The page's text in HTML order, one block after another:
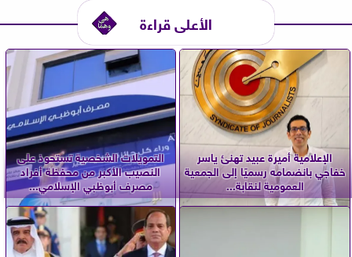
الأعلى قراءة
الإعلامية أميرة عبيد تهنئ ياسر
خفاجي بانضمامه رسميًا إلى الجمعية
العمومية لنقابة...
التمويلات الشخصية تستحوذ على
النصيب الأكبر من محفظة أفراد
مصرف أبوظبي الإسلامي...